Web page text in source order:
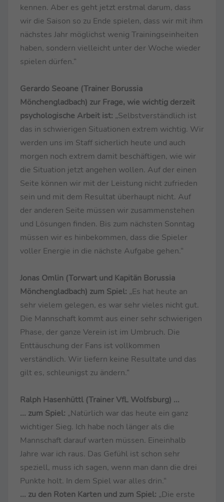
kennen. Aber es geht jetzt erstmal darum, dass
wir die Saison so zu Ende spielen, dass wir mit ihm
nächstes Jahr möglichst wenig Trainingseinheiten
haben, sondern vielleicht unter der Woche wieder
spielen dürfen.“
Gerardo Seoane (Trainer Borussia
Mönchengladbach) zur Frage, wie wichtig derzeit
psychologische Arbeit ist: „Selbstverständlich ist
das in schwierigen Situationen extrem wichtig. Wir
werden uns im Staff sicherlich heute und auch
morgen noch extrem damit beschäftigen, wie wir
die Situation jetzt angehen wollen. Auf der einen
Seite können wir mit der Leistung nicht zufrieden
sein und mit dem Resultat überhaupt nicht. Auf
der anderen Seite müssen wir zusammenstehen
und Lösungen finden. Bis zum nächsten Sonntag
müssen wir es hinbekommen, dass die Spieler
voller Energie in die nächste Aufgabe gehen.“
Jonas Omlin (Torwart und Kapitän Borussia
Mönchengladbach) zum Spiel: „Es hat heute an
sehr vielem gelegen, es war sehr vieles nicht gut.
Die Mannschaft kommt aus einer sehr schwierigen
Phase, der ganze Verein ist im Umbruch. Die
Enttäuschung der Fans ist vollkommen
verständlich. Wir liefern keine Resultate und das
gilt es, schleunigst zu ändern.“
Ralph Hasenhüttl (Trainer VfL Wolfsburg) ...
... zum Spiel: „Natürlich war das heute ein ganz
wichtiger Sieg. Ich habe noch länger als die
Mannschaft darauf warten müssen. Eineinhalb
Jahre war ich raus. Das Gefühl ist schon sehr
speziell, muss ich sagen, wenn man dann die drei
Punkte holt. In dem Spiel war alles drin.“
... zu den Roten Karten und zum Spiel: „Die erste